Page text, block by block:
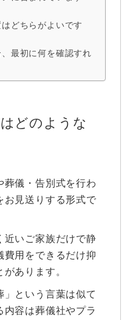
どちらがよいです
最初に何を確認すれ
どのような
葬儀・告別式を行わ
お見送りする形式で
近いご家族だけで静
費用をできるだけ抑
あります。
」という言葉は似て
内容は葬儀社やプラ